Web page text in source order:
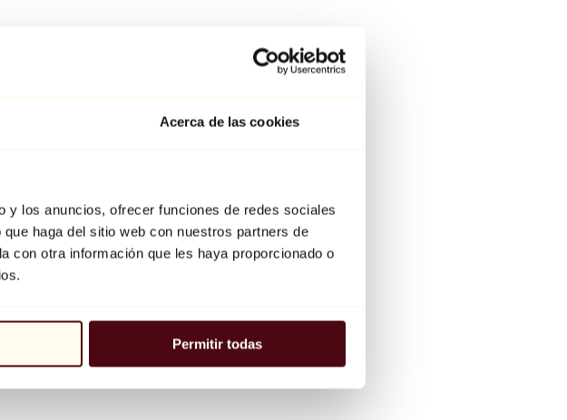
Acerca de las cookies
y los anuncios, ofrecer funciones de redes sociales
haga del sitio web con nuestros partners de
con otra información que les haya proporcionado o
Permitir todas